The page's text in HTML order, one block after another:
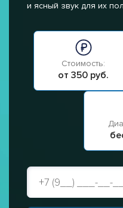
и ясный звук для их
Стоимость:
от 350 руб.